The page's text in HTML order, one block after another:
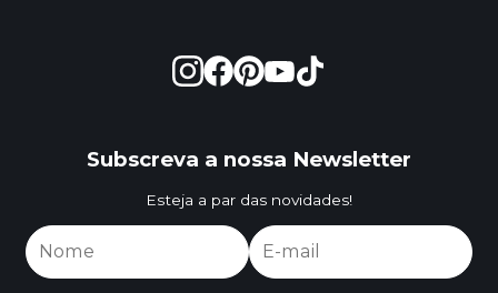
Subscreva a nossa Newsletter
Esteja a par das novidades!